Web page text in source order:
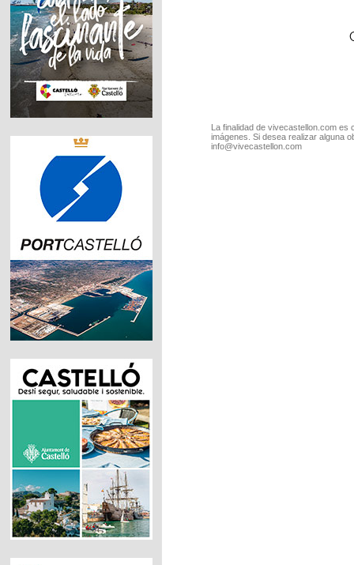
La finalidad de vivecastellon.com
imágenes. Si desea realizar alguna
info@vivecastellon.com